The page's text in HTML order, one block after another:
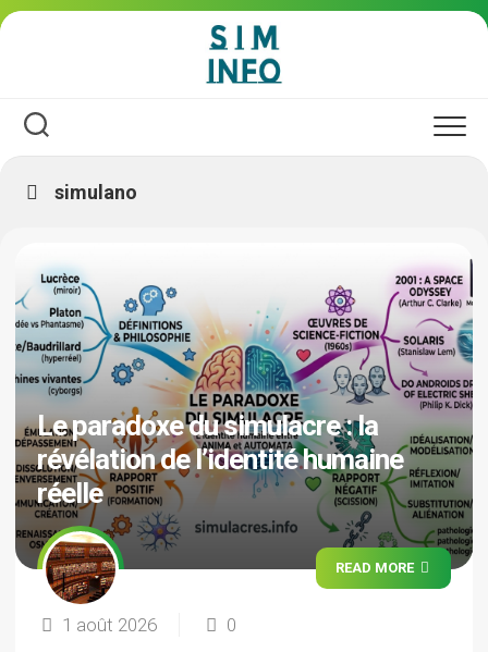
Skip
simulano
Le paradoxe du simulacre : la
révélation de l’identité humaine
réelle
READ MORE
1 août 2026 0